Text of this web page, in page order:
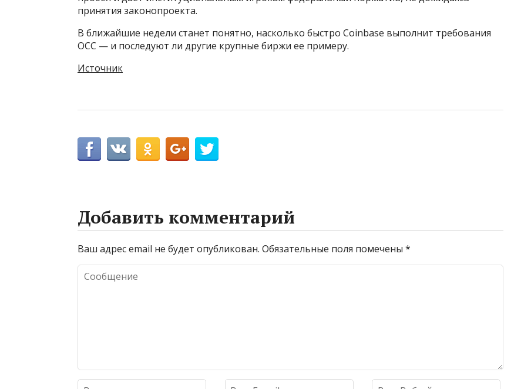
принятия законопроекта.
В ближайшие недели станет понятно, насколько быстро Coinbase выполнит требования
OCC — и последуют ли другие крупные биржи ее примеру.
Источник
Добавить комментарий
Ваш адрес email не будет опубликован. Обязательные поля помечены *